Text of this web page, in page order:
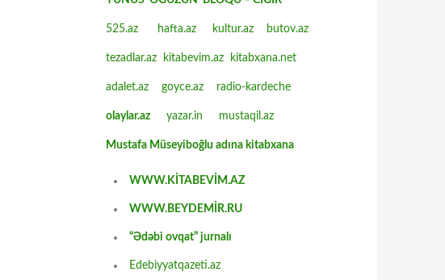
525.az hafta.az kultur.az butov.az
tezadlar.az kitabevim.az kitabxana.net
adalet.az goyce.az radio-kardeche
olaylar.az yazar.in mustaqil.az
Mustafa Müseyiboğlu adına kitabxana
WWW.KİTABEVİM.AZ
WWW.BEYDEMİR.RU
“Ədəbi ovqat” jurnalı
Edebiyyatqazeti.az